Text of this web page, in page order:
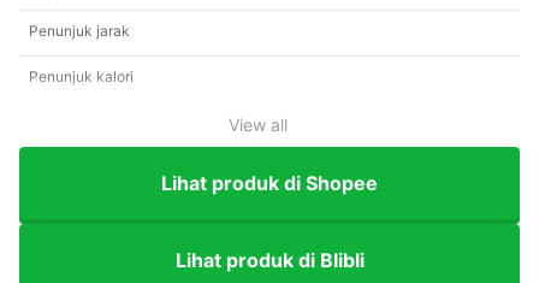
Penunjuk jarak
Penunjuk kalori
View all
Lihat produk di Shopee
Lihat produk di Blibli